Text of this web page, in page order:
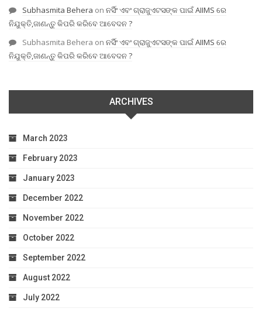
Subhasmita Behera on ନର୍ସିଂ ଏବଂ ଗ୍ରାଜୁଏଟସଙ୍କ ପାଇଁ AIIMS ରେ
ନିଯୁକ୍ତି,ଜାଣନ୍ତୁ କିପରି କରିବେ ଆବେଦନ ?
Subhasmita Behera on ନର୍ସିଂ ଏବଂ ଗ୍ରାଜୁଏଟସଙ୍କ ପାଇଁ AIIMS ରେ
ନିଯୁକ୍ତି,ଜାଣନ୍ତୁ କିପରି କରିବେ ଆବେଦନ ?
ARCHIVES
March 2023
February 2023
January 2023
December 2022
November 2022
October 2022
September 2022
August 2022
July 2022